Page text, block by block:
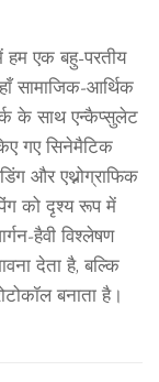
एक बहु-परतीय
सामाजिक‑आर्थिक
के साथ एन्कैप्सुलेट
गए सिनेमैटिक
और एथ्नोग्राफिक
को दृश्य रूप में
विश्लेषण
देता है, बल्कि
बनाता है।